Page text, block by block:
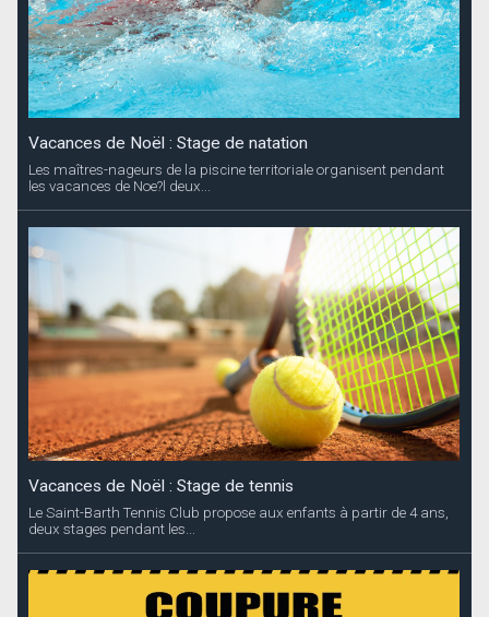
Vacances de Noël : Stage de natation
Les maîtres-nageurs de la piscine territoriale organisent pendant
les vacances de Noe?l deux...
Vacances de Noël : Stage de tennis
Le Saint-Barth Tennis Club propose aux enfants à partir de 4 ans,
deux stages pendant les...